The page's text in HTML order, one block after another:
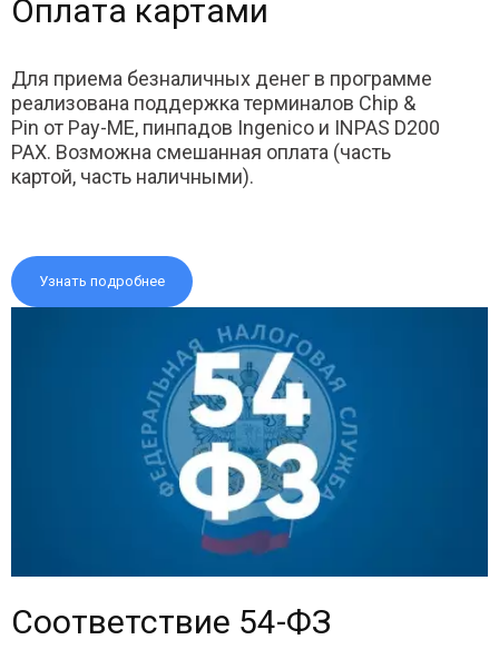
Оплата картами
Для приема безналичных денег в программе
реализована поддержка терминалов Chip &
Pin от Pay-ME, пинпадов Ingenico и INPAS D200
PAX. Возможна смешанная оплата (часть
картой, часть наличными).
Узнать подробнее
Соответствие 54-ФЗ